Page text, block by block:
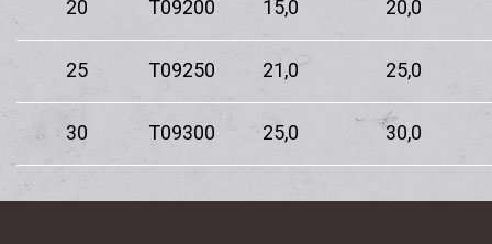
20 T09200 15,0 20,0
25 T09250 21,0 25,0
30 T09300 25,0 30,0